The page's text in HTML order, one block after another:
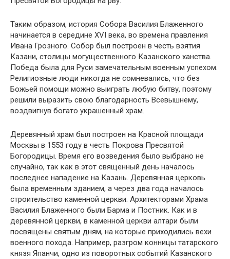
Таким образом, история Собора Василия Блаженного
начинается в середине XVI века, во времена правления
Ивана Грозного. Собор был построен в честь взятия
Казани, столицы могущественного Казанского ханства.
Победа была для Руси замечательным военным успехом.
Религиозные люди никогда не сомневались, что без
Божьей помощи можно выиграть любую битву, поэтому
решили выразить свою благодарность Всевышнему,
воздвигнув богато украшенный храм.
Деревянный храм был построен на Красной площади
Москвы в 1553 году в честь Покрова Пресвятой
Богородицы. Время его возведения было выбрано не
случайно, так как в этот священный день началось
последнее нападение на Казань. Деревянная церковь
была временным зданием, а через два года началось
строительство каменной церкви. Архитекторами Храма
Василия Блаженного были Барма и Постник. Как и в
деревянной церкви, в каменной церкви алтари были
посвящены святым дням, на которые приходились вехи
военного похода. Например, разгром конницы татарского
князя Япанчи, одно из поворотных событий Казанского